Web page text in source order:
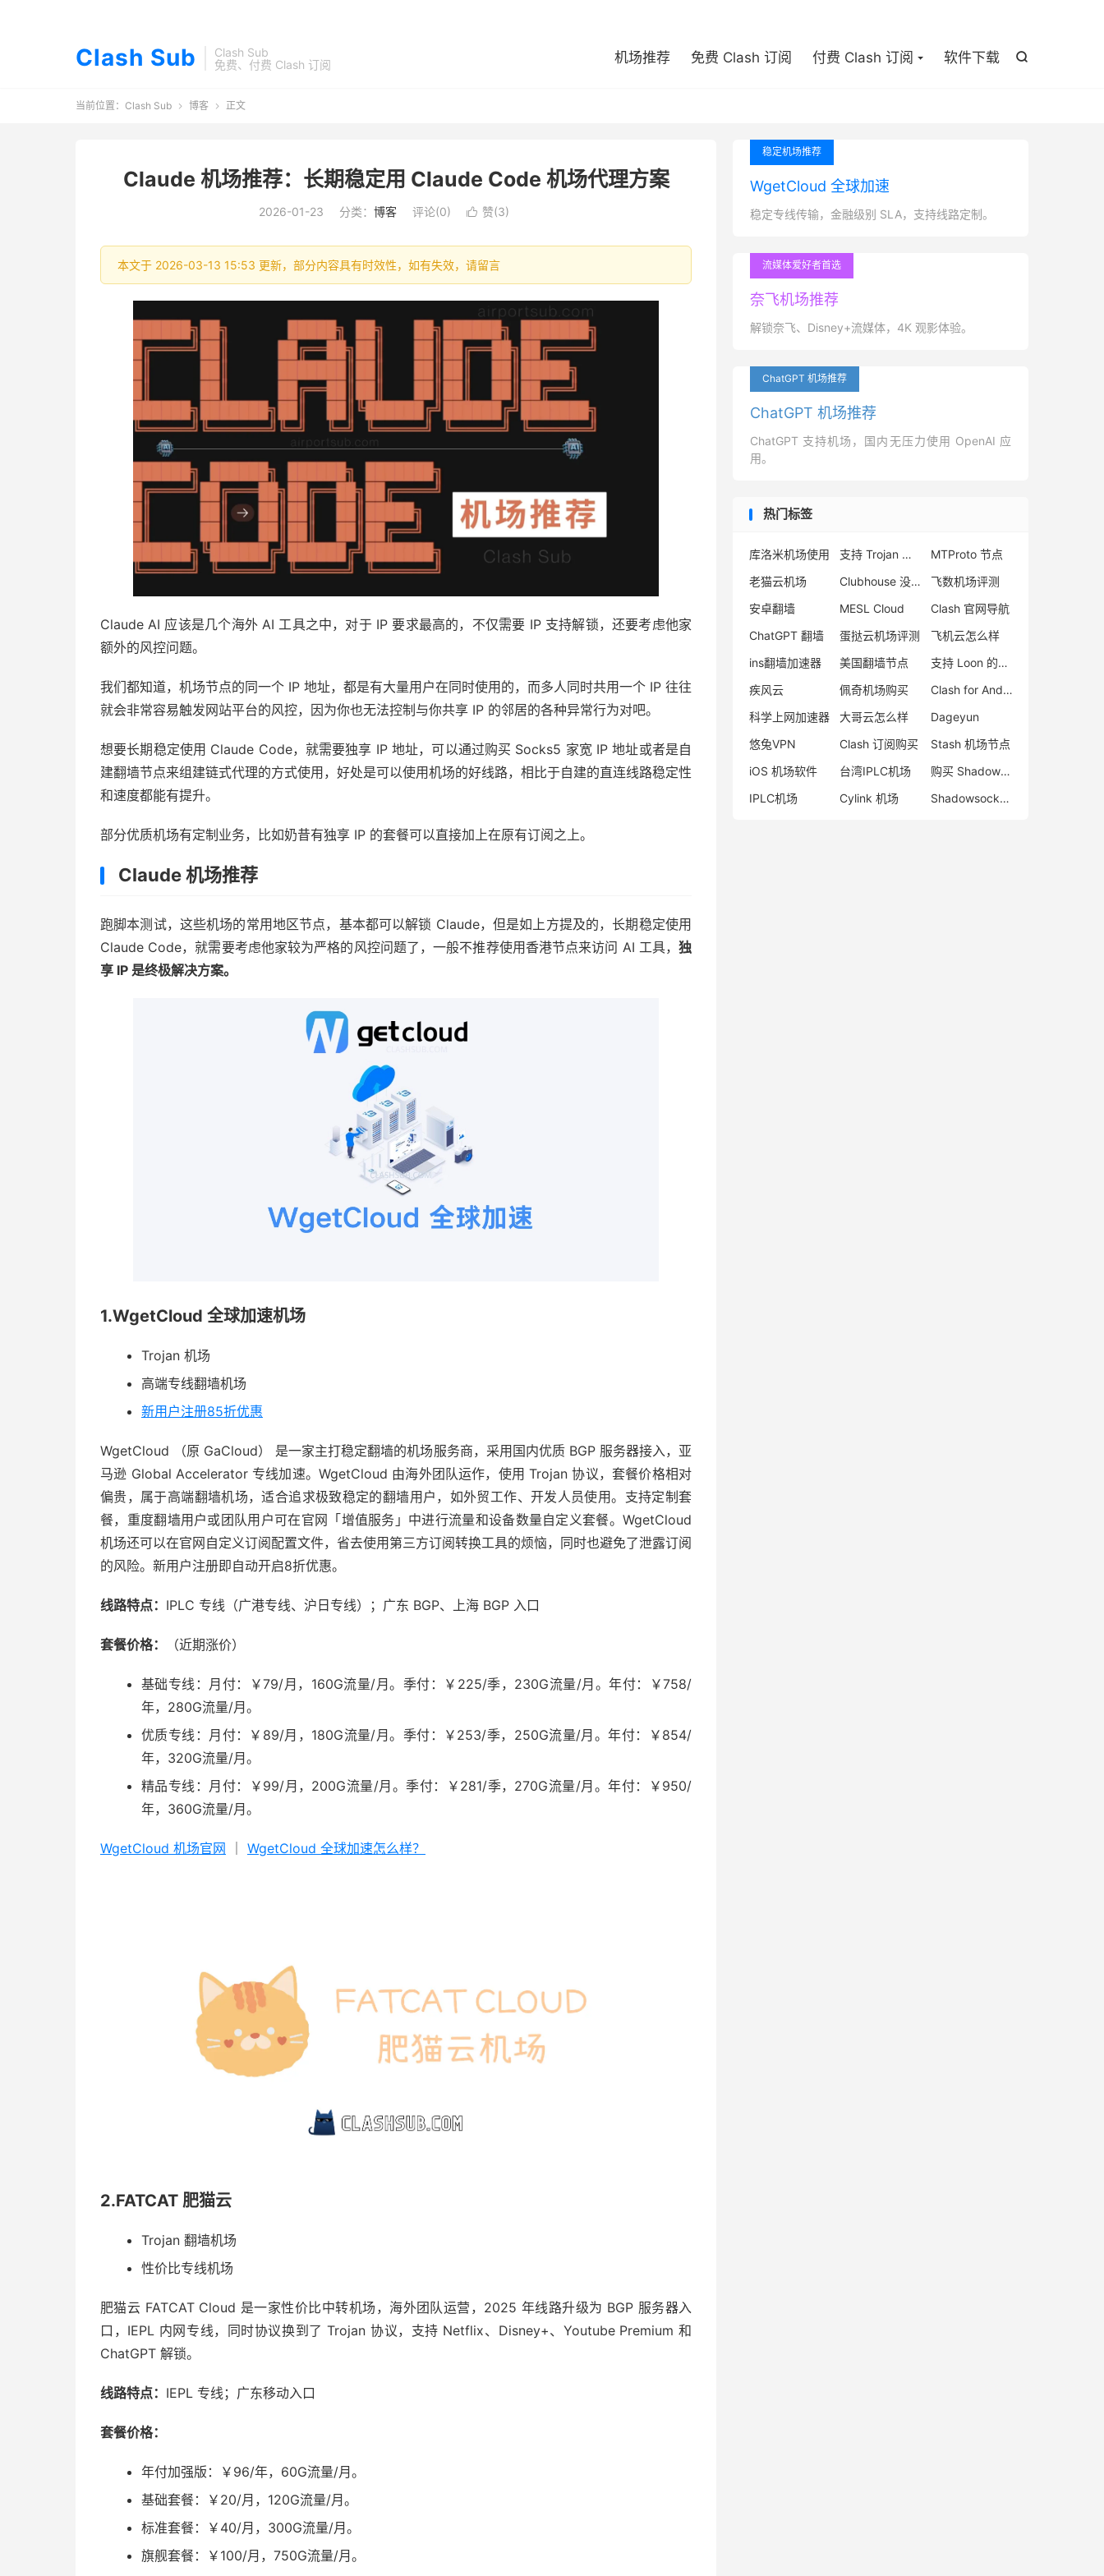
Clash Sub
Clash Sub
免费、付费 Clash 订阅

机场推荐 免费 Clash 订阅 付费 Clash 订阅 软件下载
当前位置： Clash Sub  博客  正文
Claude 机场推荐：长期稳定用 Claude Code 机场代理方案
2026-01-23 分类： 博客 评论(0)  赞(3)
本文于 2026-03-13 15:53 更新，部分内容具有时效性，如有失效，请留言
Claude AI 应该是几个海外 AI 工具之中，对于 IP 要求最高的，不仅需要 IP 支持解锁，还要考虑他家
额外的风控问题。
我们都知道，机场节点的同一个 IP 地址，都是有大量用户在同时使用的，而多人同时共用一个 IP 往往
就会非常容易触发网站平台的风控，因为你也无法控制与你共享 IP 的邻居的各种异常行为对吧。
想要长期稳定使用 Claude Code，就需要独享 IP 地址，可以通过购买 Socks5 家宽 IP 地址或者是自
建翻墙节点来组建链式代理的方式使用，好处是可以使用机场的好线路，相比于自建的直连线路稳定性
和速度都能有提升。
部分优质机场有定制业务，比如奶昔有独享 IP 的套餐可以直接加上在原有订阅之上。
Claude 机场推荐
跑脚本测试，这些机场的常用地区节点，基本都可以解锁 Claude，但是如上方提及的，长期稳定使用
Claude Code，就需要考虑他家较为严格的风控问题了，一般不推荐使用香港节点来访问 AI 工具， 独
享 IP 是终极解决方案。
1.WgetCloud 全球加速机场
Trojan 机场
高端专线翻墙机场
新用户注册85折优惠
WgetCloud （原 GaCloud） 是一家主打稳定翻墙的机场服务商，采用国内优质 BGP 服务器接入，亚
马逊 Global Accelerator 专线加速。WgetCloud 由海外团队运作，使用 Trojan 协议，套餐价格相对
偏贵，属于高端翻墙机场，适合追求极致稳定的翻墙用户，如外贸工作、开发人员使用。支持定制套
餐，重度翻墙用户或团队用户可在官网「增值服务」中进行流量和设备数量自定义套餐。WgetCloud
机场还可以在官网自定义订阅配置文件，省去使用第三方订阅转换工具的烦恼，同时也避免了泄露订阅
的风险。新用户注册即自动开启8折优惠。
线路特点： IPLC 专线（广港专线、沪日专线）；广东 BGP、上海 BGP 入口
套餐价格： （近期涨价）
基础专线：月付：￥79/月，160G流量/月。季付：￥225/季，230G流量/月。年付：￥758/
年，280G流量/月。
优质专线：月付：￥89/月，180G流量/月。季付：￥253/季，250G流量/月。年付：￥854/
年，320G流量/月。
精品专线：月付：￥99/月，200G流量/月。季付：￥281/季，270G流量/月。年付：￥950/
年，360G流量/月。
WgetCloud 机场官网 WgetCloud 全球加速怎么样？
2.FATCAT 肥猫云
Trojan 翻墙机场
性价比专线机场
肥猫云 FATCAT Cloud 是一家性价比中转机场，海外团队运营，2025 年线路升级为 BGP 服务器入
口，IEPL 内网专线，同时协议换到了 Trojan 协议，支持 Netflix、Disney+、Youtube Premium 和
ChatGPT 解锁。
线路特点： IEPL 专线；广东移动入口
套餐价格：
年付加强版：￥96/年，60G流量/月。
基础套餐：￥20/月，120G流量/月。
标准套餐：￥40/月，300G流量/月。
旗舰套餐：￥100/月，750G流量/月。
稳定机场推荐
WgetCloud 全球加速
稳定专线传输，金融级别 SLA，支持线路定制。
流媒体爱好者首选
奈飞机场推荐
解锁奈飞、Disney+流媒体，4K 观影体验。
ChatGPT 机场推荐
ChatGPT 机场推荐
ChatGPT 支持机场，国内无压力使用 OpenAI 应
用。
热门标签
库洛米机场使用 支持 Trojan 的机场推荐
MTProto 节点
老猫云机场
Clubhouse 没声音
飞数机场评测
安卓翻墙
MESL Cloud
Clash 官网导航
ChatGPT 翻墙
蛋挞云机场评测
飞机云怎么样
ins翻墙加速器
美国翻墙节点
支持 Loon 的机场
疾风云
佩奇机场购买
Clash for Android 3.0.3
科学上网加速器
大哥云怎么样
Dageyun
悠兔VPN
Clash 订阅购买
Stash 机场节点
iOS 机场软件
台湾IPLC机场
购买 Shadowrocket
IPLC机场
Cylink 机场 Shadowsocks 机场排名